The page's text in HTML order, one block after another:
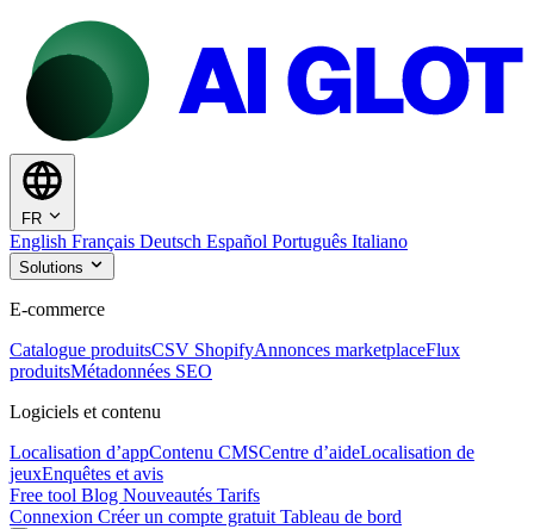
FR
English Français Deutsch Español Português Italiano
Solutions
E-commerce
Catalogue produitsCSV ShopifyAnnonces marketplaceFlux
produitsMétadonnées SEO
Logiciels et contenu
Localisation d’appContenu CMSCentre d’aideLocalisation de
jeuxEnquêtes et avis
Free tool Blog Nouveautés Tarifs
Connexion Créer un compte gratuit Tableau de bord